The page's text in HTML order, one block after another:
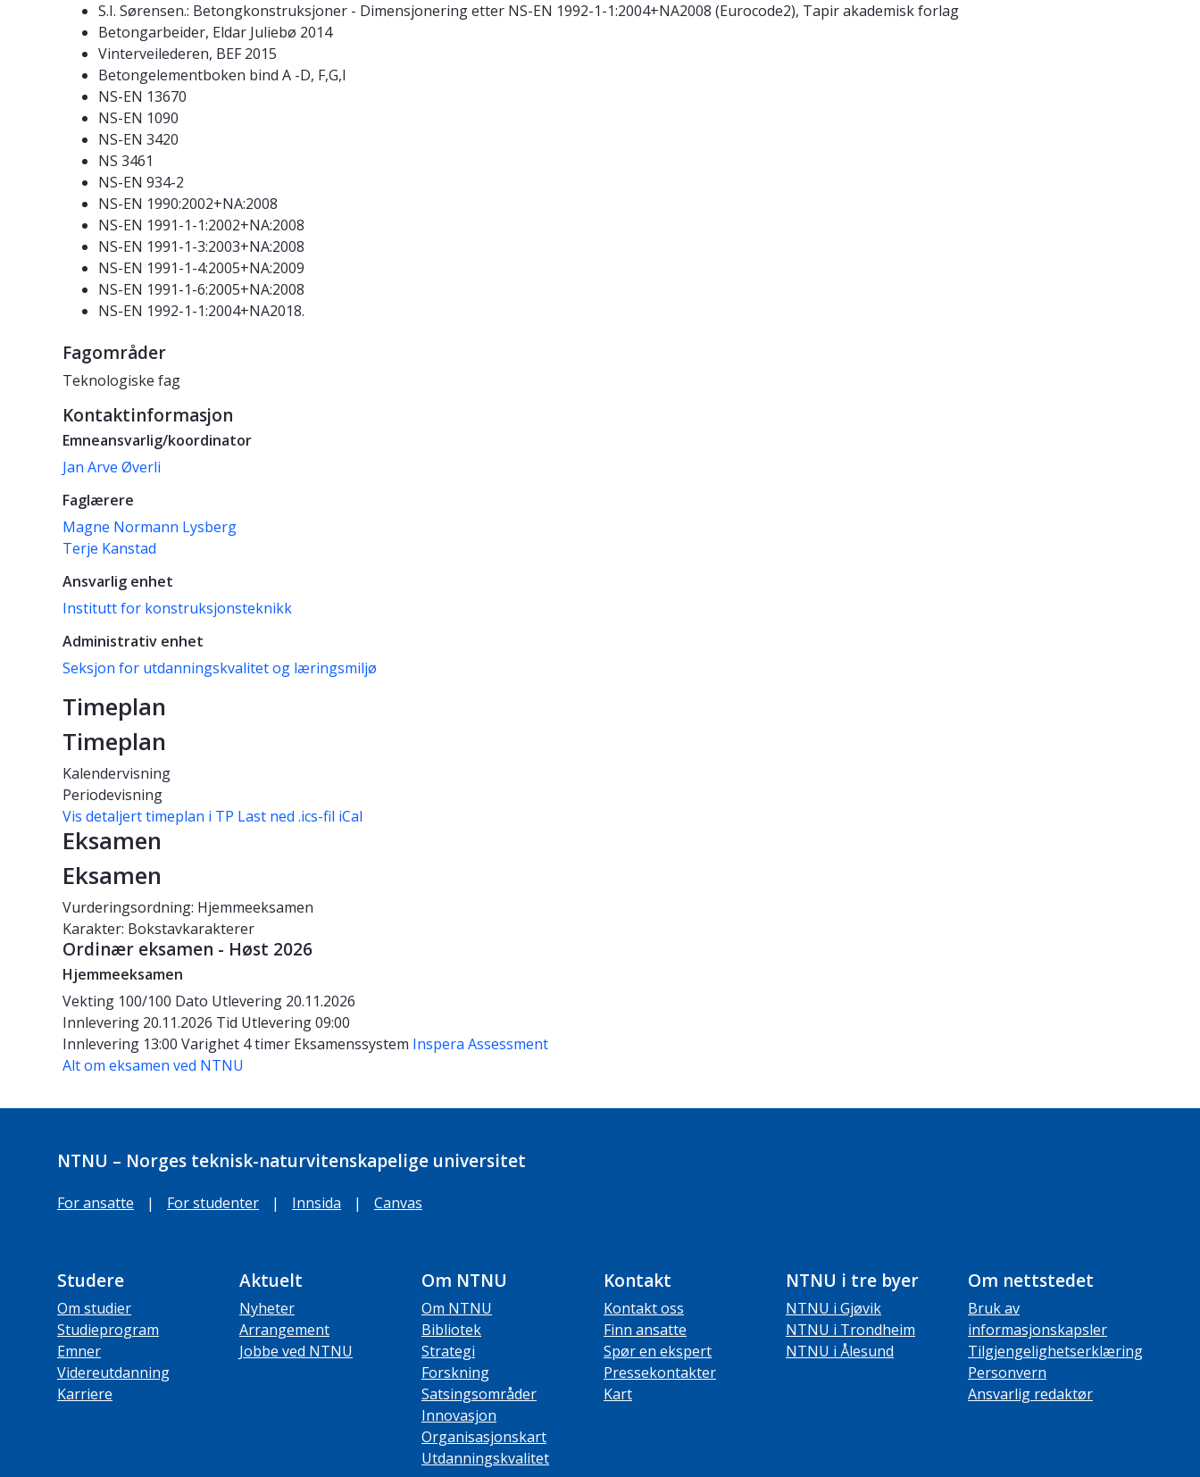
S.I. Sørensen.: Betongkonstruksjoner - Dimensjonering etter NS-EN 1992-1-1:2004+NA2008 (Eurocode2), Tapir akademisk forlag
Betongarbeider, Eldar Juliebø 2014
Vinterveilederen, BEF 2015
Betongelementboken bind A -D, F,G,I
NS-EN 13670
NS-EN 1090
NS-EN 3420
NS 3461
NS-EN 934-2
NS-EN 1990:2002+NA:2008
NS-EN 1991-1-1:2002+NA:2008
NS-EN 1991-1-3:2003+NA:2008
NS-EN 1991-1-4:2005+NA:2009
NS-EN 1991-1-6:2005+NA:2008
NS-EN 1992-1-1:2004+NA2018.
Fagområder
Teknologiske fag
Kontaktinformasjon
Emneansvarlig/koordinator
Jan Arve Øverli
Faglærere
Magne Normann Lysberg
Terje Kanstad
Ansvarlig enhet
Institutt for konstruksjonsteknikk
Administrativ enhet
Seksjon for utdanningskvalitet og læringsmiljø
Timeplan
Timeplan
Kalendervisning
Periodevisning
Vis detaljert timeplan i TP Last ned .ics-fil iCal
Eksamen
Eksamen
Vurderingsordning: Hjemmeeksamen
Karakter: Bokstavkarakterer
Ordinær eksamen - Høst 2026
Hjemmeeksamen
Vekting 100/100 Dato Utlevering 20.11.2026
Innlevering 20.11.2026 Tid Utlevering 09:00
Innlevering 13:00 Varighet 4 timer Eksamenssystem Inspera Assessment
Alt om eksamen ved NTNU
NTNU – Norges teknisk-naturvitenskapelige universitet
For ansatte | For studenter | Innsida | Canvas
Studere
Om studier
Studieprogram
Emner
Videreutdanning
Karriere
Aktuelt
Nyheter
Arrangement
Jobbe ved NTNU
Om NTNU
Om NTNU
Bibliotek
Strategi
Forskning
Satsingsområder
Innovasjon
Organisasjonskart
Utdanningskvalitet
Kontakt
Kontakt oss
Finn ansatte
Spør en ekspert
Pressekontakter
Kart
NTNU i tre byer
NTNU i Gjøvik
NTNU i Trondheim
NTNU i Ålesund
Om nettstedet
Bruk av
informasjonskapsler
Tilgjengelighetserklæring
Personvern
Ansvarlig redaktør